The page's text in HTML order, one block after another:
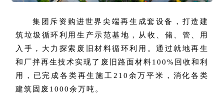
集团斥资购进世界尖端再生成套设备，打造建
筑垃圾循环利用生产示范基地，从收、储、管、用
入手，大力探索废旧材料循环利用。通过就地再生
和厂拌再生技术实现了废旧路面材料100%回收和利
用，已完成各类再生施工210余万平米，消化各类
建筑固废1000余万吨。